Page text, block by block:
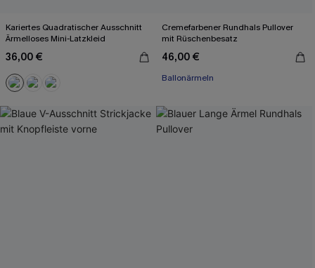
Kariertes Quadratischer Ausschnitt
Ärmelloses Mini-Latzkleid
36,00 €
Cremefarbener Rundhals Pullover
mit Rüschenbesatz
46,00 €
Ballonärmeln